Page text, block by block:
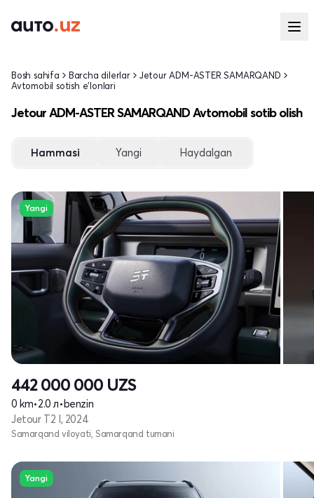
Bosh sahifa Barcha dilerlar
Jetour ADM-ASTER SAMARQAND
Avtomobil sotish e'lonlari
Jetour ADM-ASTER SAMARQAND Avtomobil sotib olish
Hammasi Yangi Haydalgan
Yangi
442 000 000 UZS
0 km•2.0 л•benzin
Jetour T2 I, 2024
Samarqand viloyati, Samarqand tumani
Yangi